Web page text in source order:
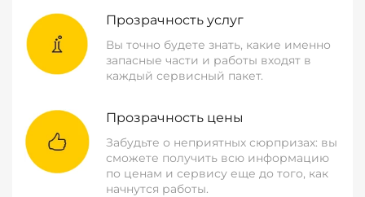
Прозрачность услуг
Вы точно будете знать, какие именно
запасные части и работы входят в
каждый сервисный пакет.
Прозрачность цены
Забудьте о неприятных сюрпризах: вы
сможете получить всю информацию
по ценам и сервису еще до того, как
начнутся работы.